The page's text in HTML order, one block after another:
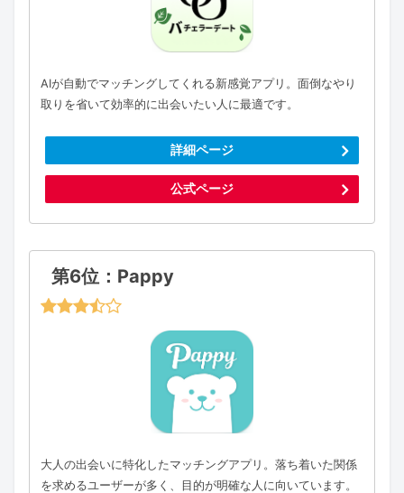
AIが自動でマッチングしてくれる新感覚アプリ。面倒なやり
取りを省いて効率的に出会いたい人に最適です。
詳細ページ
公式ページ
第6位：Pappy
大人の出会いに特化したマッチングアプリ。落ち着いた関係
を求めるユーザーが多く、目的が明確な人に向いています。